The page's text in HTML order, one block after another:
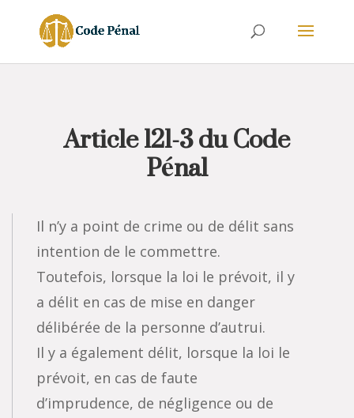
Article 121-3 du Code
Pénal
Il n’y a point de crime ou de délit sans
intention de le commettre.
Toutefois, lorsque la loi le prévoit, il y
a délit en cas de mise en danger
délibérée de la personne d’autrui.
Il y a également délit, lorsque la loi le
prévoit, en cas de faute
d’imprudence, de négligence ou de